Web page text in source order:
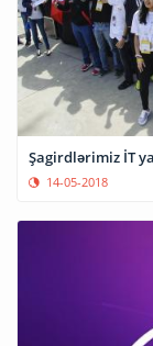
Şagirdlərimiz İT
14-05-2018